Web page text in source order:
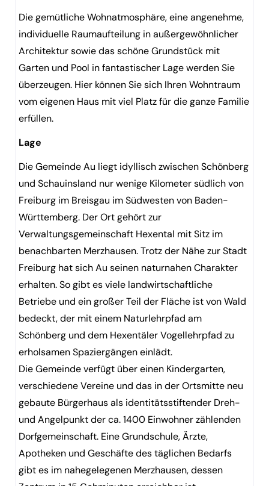
Die gemütliche Wohnatmosphäre, eine angenehme,
individuelle Raumaufteilung in außergewöhnlicher
Architektur sowie das schöne Grundstück mit
Garten und Pool in fantastischer Lage werden Sie
überzeugen. Hier können Sie sich Ihren Wohntraum
vom eigenen Haus mit viel Platz für die ganze Familie
erfüllen.
Lage
Die Gemeinde Au liegt idyllisch zwischen Schönberg
und Schauinsland nur wenige Kilometer südlich von
Freiburg im Breisgau im Südwesten von Baden-
Württemberg. Der Ort gehört zur
Verwaltungsgemeinschaft Hexental mit Sitz im
benachbarten Merzhausen. Trotz der Nähe zur Stadt
Freiburg hat sich Au seinen naturnahen Charakter
erhalten. So gibt es viele landwirtschaftliche
Betriebe und ein großer Teil der Fläche ist von Wald
bedeckt, der mit einem Naturlehrpfad am
Schönberg und dem Hexentäler Vogellehrpfad zu
erholsamen Spaziergängen einlädt.
Die Gemeinde verfügt über einen Kindergarten,
verschiedene Vereine und das in der Ortsmitte neu
gebaute Bürgerhaus als identitätsstiftender Dreh-
und Angelpunkt der ca. 1400 Einwohner zählenden
Dorfgemeinschaft. Eine Grundschule, Ärzte,
Apotheken und Geschäfte des täglichen Bedarfs
gibt es im nahegelegenen Merzhausen, dessen